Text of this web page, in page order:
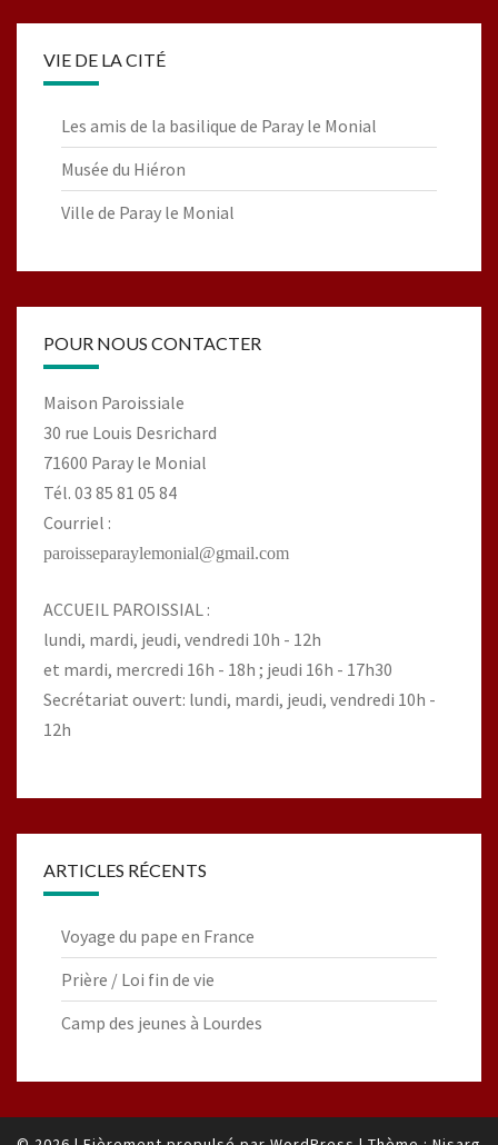
VIE DE LA CITÉ
Les amis de la basilique de Paray le Monial
Musée du Hiéron
Ville de Paray le Monial
POUR NOUS CONTACTER
Maison Paroissiale
30 rue Louis Desrichard
71600 Paray le Monial
Tél. 03 85 81 05 84
Courriel :
paroisseparaylemonial@gmail.com
ACCUEIL PAROISSIAL :
lundi, mardi, jeudi, vendredi 10h - 12h
et mardi, mercredi 16h - 18h ; jeudi 16h - 17h30
Secrétariat ouvert: lundi, mardi, jeudi, vendredi 10h -
12h
ARTICLES RÉCENTS
Voyage du pape en France
Prière / Loi fin de vie
Camp des jeunes à Lourdes